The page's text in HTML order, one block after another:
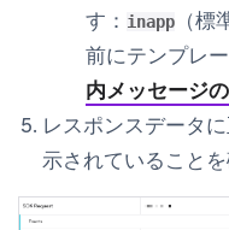
す： inapp （
前にテンプレ
内メッセージ
レスポンスデータ
示されていることを